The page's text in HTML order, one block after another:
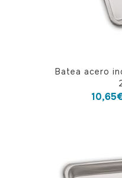
Batea acero
10,65